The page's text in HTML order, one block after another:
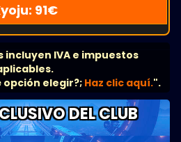
91€
incluyen IVA e impuestos
opción elegir?; Haz clic aquí.".
DEL CLUB